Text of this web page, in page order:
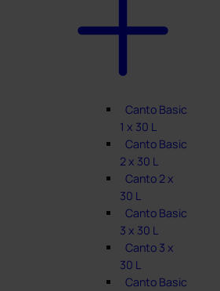
Canto Basic
1 x 30 L
Canto Basic
2 x 30 L
Canto 2 x
30 L
Canto Basic
3 x 30 L
Canto 3 x
30 L
Canto Basic